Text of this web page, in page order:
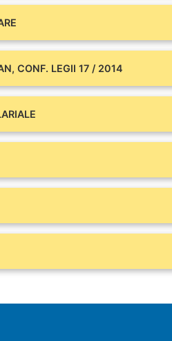
CONF. LEGII 17 / 2014